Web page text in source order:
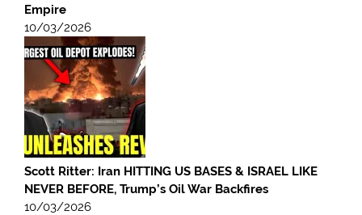
Empire
10/03/2026
Scott Ritter: Iran HITTING US BASES & ISRAEL LIKE
NEVER BEFORE, Trump’s Oil War Backfires
10/03/2026